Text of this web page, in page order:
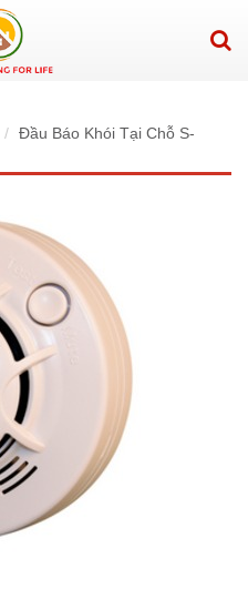
Đầu Báo Khói Tại Chỗ S-